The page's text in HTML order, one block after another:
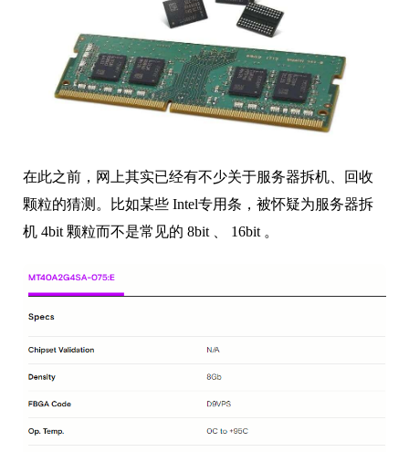
在此之前，网上其实已经有不少关于服务器拆机、回收
颗粒的猜测。比如某些 Intel专用条，被怀疑为服务器拆
机 4bit 颗粒而不是常见的 8bit 、 16bit 。